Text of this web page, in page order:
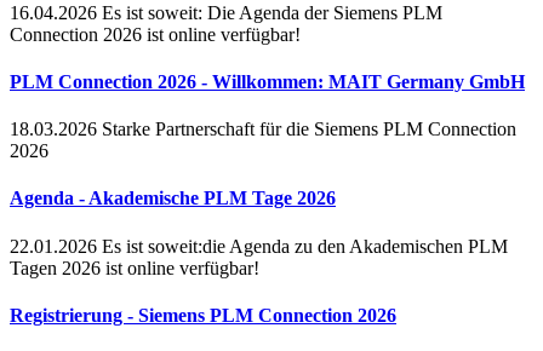
16.04.2026 Es ist soweit: Die Agenda der Siemens PLM
Connection 2026 ist online verfügbar!
PLM Connection 2026 - Willkommen: MAIT Germany GmbH
18.03.2026 Starke Partnerschaft für die Siemens PLM Connection
2026
Agenda - Akademische PLM Tage 2026
22.01.2026 Es ist soweit:die Agenda zu den Akademischen PLM
Tagen 2026 ist online verfügbar!
Registrierung - Siemens PLM Connection 2026